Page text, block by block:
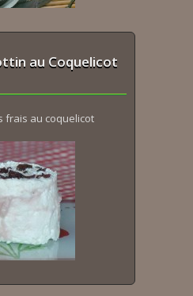
au Coquelicot
frais au coquelicot